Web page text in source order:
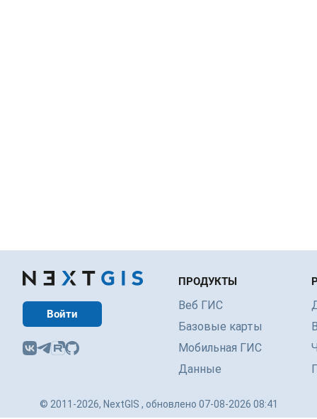
Войти
ПРОДУКТЫ
Веб ГИС
Базовые карты
Мобильная ГИС
Данные
© 2011-2026, NextGIS , обновлено 07-08-2026 08:41